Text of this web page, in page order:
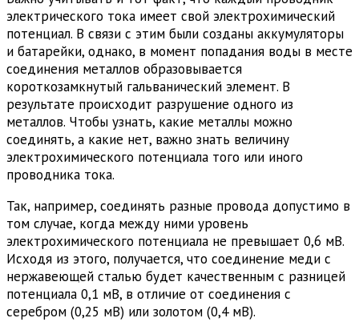
электрического тока имеет свой электрохимический
потенциал. В связи с этим были созданы аккумуляторы
и батарейки, однако, в момент попадания воды в месте
соединения металлов образовывается
короткозамкнутый гальванический элемент. В
результате происходит разрушение одного из
металлов. Чтобы узнать, какие металлы можно
соединять, а какие нет, важно знать величину
электрохимического потенциала того или иного
проводника тока.
Так, например, соединять разные провода допустимо в
том случае, когда между ними уровень
электрохимического потенциала не превышает 0,6 мВ.
Исходя из этого, получается, что соединение меди с
нержавеющей сталью будет качественным с разницей
потенциала 0,1 мВ, в отличие от соединения с
серебром (0,25 мВ) или золотом (0,4 мВ).